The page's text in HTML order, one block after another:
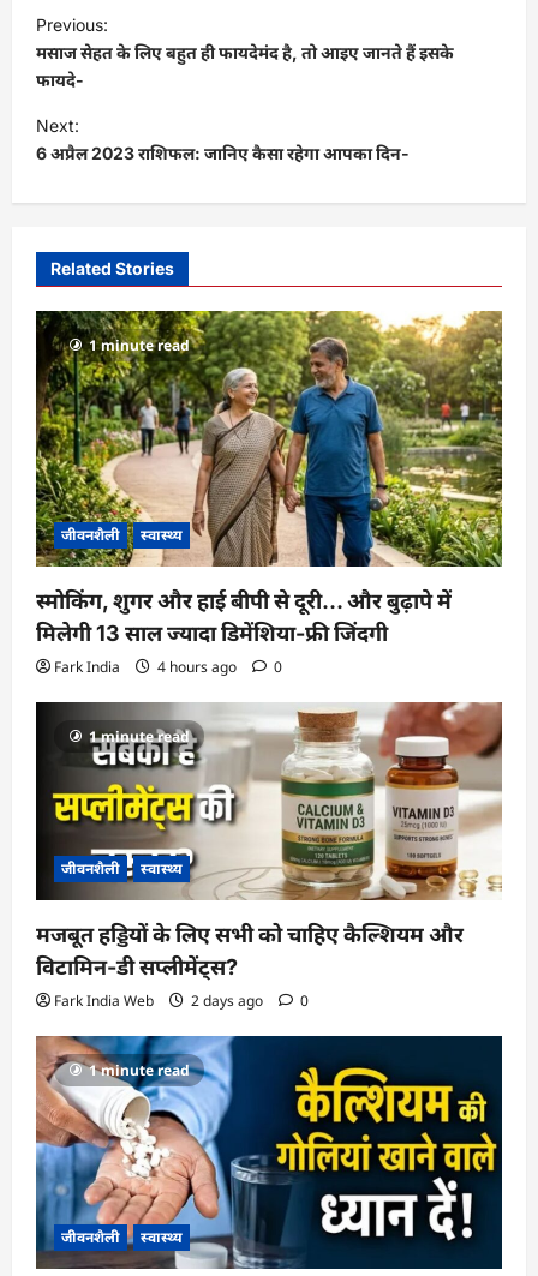
o
s
t
n
a
g
t
i
o
n
Previous:
मसाज सेहत के लिए बहुत ही फायदेमंद है, तो आइए जानते हैं इसके
फायदे-
Next:
6 अप्रैल 2023 राशिफल: जानिए कैसा रहेगा आपका दिन-
Related Stories
1 minute read
जीवनशैली स्वास्थ्य
स्मोकिंग, शुगर और हाई बीपी से दूरी… और बुढ़ापे में
मिलेगी 13 साल ज्यादा डिमेंशिया-फ्री जिंदगी
Fark India 4 hours ago 0
1 minute read
जीवनशैली स्वास्थ्य
मजबूत हड्डियों के लिए सभी को चाहिए कैल्शियम और
विटामिन-डी सप्लीमेंट्स?
Fark India Web 2 days ago 0
1 minute read
जीवनशैली स्वास्थ्य